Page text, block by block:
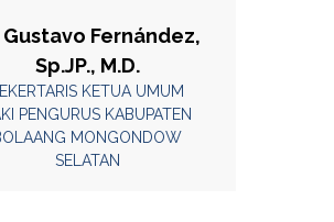
Gustavo Fernández,
Sp.JP., M.D.
KETUA UMUM
PENGURUS KABUPATEN
MONGONDOW
SELATAN